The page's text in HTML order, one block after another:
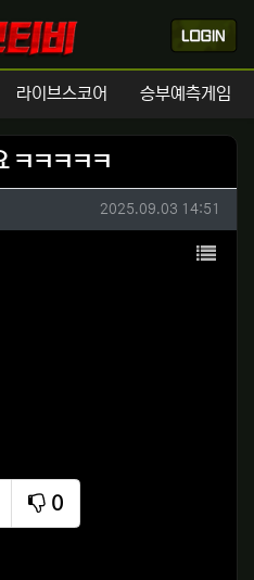
라이브스코어 승부예측게임
ㅋㅋㅋㅋㅋ
작성일
2025.09.03 14:51
목록
0
비추천